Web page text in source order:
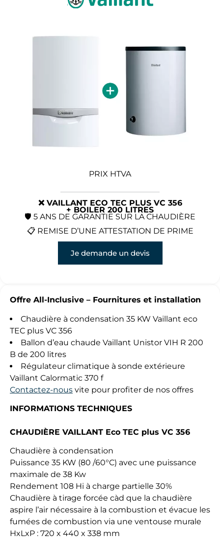
PRIX HTVA
❌ VAILLANT ECO TEC PLUS VC 356
+ BOILER 200 LITRES
🛡️ 5 ANS DE GARANTIE SUR LA CHAUDIÈRE
📋 REMISE D’UNE ATTESTATION DE PRIME
Je demande un devis
Offre All-Inclusive – Fournitures et installation
Chaudière à condensation 35 KW Vaillant eco
TEC plus VC 356
Ballon d’eau chaude Vaillant Unistor VIH R 200
B de 200 litres
Régulateur climatique à sonde extérieure
Vaillant Calormatic 370 f
Contactez-nous vite pour profiter de nos offres
INFORMATIONS TECHNIQUES
CHAUDIÈRE VAILLANT Eco TEC plus VC 356
Chaudière à condensation
Puissance 35 KW (80 /60°C) avec une puissance
maximale de 38 Kw
Rendement 108 Hi à charge partielle 30%
Chaudière à tirage forcée càd que la chaudière
aspire l’air nécessaire à la combustion et évacue les
fumées de combustion via une ventouse murale
HxLxP : 720 x 440 x 338 mm